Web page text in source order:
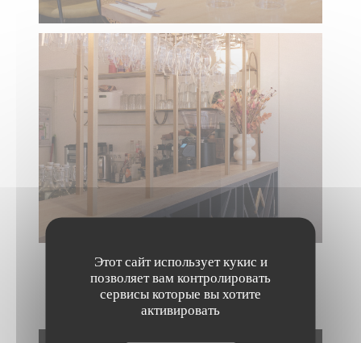
Этот сайт использует кукис и
позволяет вам контролировать
сервисы которые вы хотите
активировать
NOS CRÉATIONS